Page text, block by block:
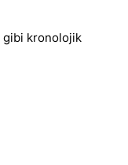
gibi kronolojik